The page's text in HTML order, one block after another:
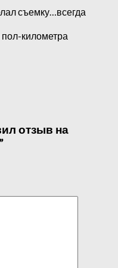
съемку…всегда
километра
отзыв на